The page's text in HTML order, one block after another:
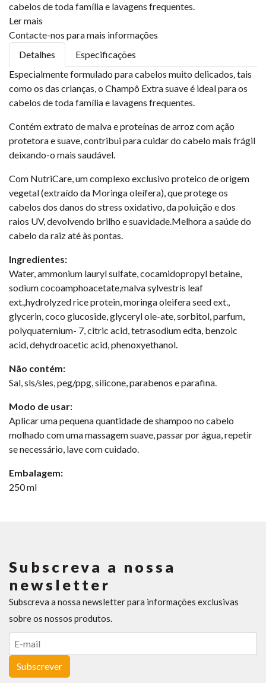
cabelos de toda família e lavagens frequentes.
Ler mais
Contacte-nos para mais informações
Detalhes
Especificações
Especialmente formulado para cabelos muito delicados, tais
como os das crianças, o Champô Extra suave é ideal para os
cabelos de toda família e lavagens frequentes.
Contém extrato de malva e proteínas de arroz com ação
protetora e suave, contribui para cuidar do cabelo mais frágil
deixando-o mais saudável.
Com NutriCare, um complexo exclusivo proteico de origem
vegetal (extraído da Moringa oleífera), que protege os
cabelos dos danos do stress oxidativo, da poluição e dos
raios UV, devolvendo brilho e suavidade.Melhora a saúde do
cabelo da raiz até às pontas.
Ingredientes:
Water, ammonium lauryl sulfate, cocamidopropyl betaine,
sodium cocoamphoacetate,malva sylvestris leaf
ext.,hydrolyzed rice protein, moringa oleifera seed ext.,
glycerin, coco glucoside, glyceryl ole-ate, sorbitol, parfum,
polyquaternium- 7, citric acid, tetrasodium edta, benzoic
acid, dehydroacetic acid, phenoxyethanol.
Não contém:
Sal, sls/sles, peg/ppg, silicone, parabenos e parafina.
Modo de usar:
Aplicar uma pequena quantidade de shampoo no cabelo
molhado com uma massagem suave, passar por água, repetir
se necessário, lave com cuidado.
Embalagem:
250 ml
Subscreva a nossa
newsletter
Subscreva a nossa newsletter para informações exclusivas
sobre os nossos produtos.
Subscrever